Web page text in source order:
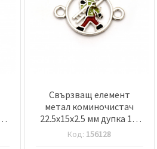
Свързващ елемент
метал коминочистач
22.5x15x2.5 мм дупка 1.5
мм цвят сребро -2 броя
Код: 156128